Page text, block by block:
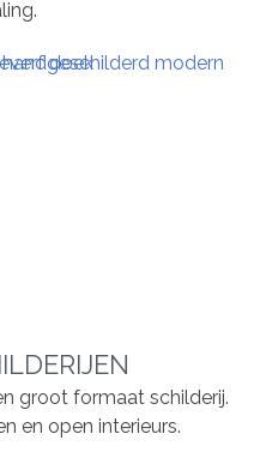
groot formaat schilderij.
en open interieurs.